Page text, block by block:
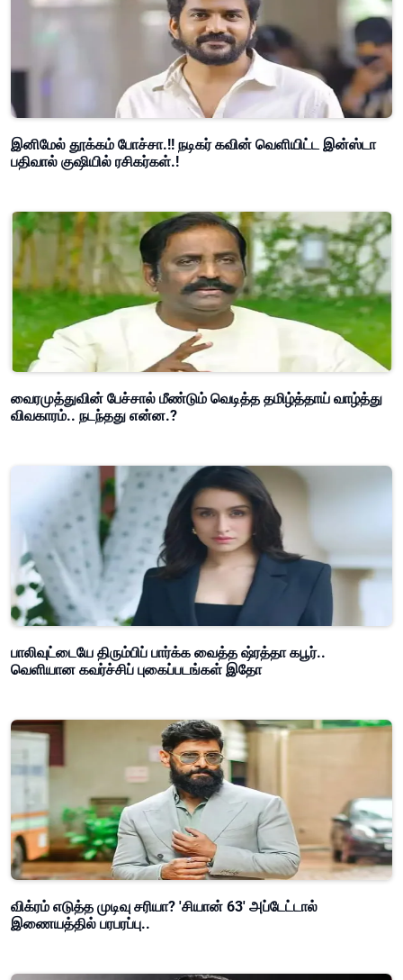
இனிமேல் தூக்கம் போச்சா.!! நடிகர் கவின் வெளியிட்ட இன்ஸ்டா
பதிவால் குஷியில் ரசிகர்கள்.!
வைரமுத்துவின் பேச்சால் மீண்டும் வெடித்த தமிழ்த்தாய் வாழ்த்து
விவகாரம்.. நடந்தது என்ன.?
பாலிவுட்டையே திரும்பிப் பார்க்க வைத்த ஷ்ரத்தா கபூர்..
வெளியான கவர்ச்சிப் புகைப்படங்கள் இதோ
விக்ரம் எடுத்த முடிவு சரியா? 'சியான் 63' அப்டேட்டால்
இணையத்தில் பரபரப்பு..